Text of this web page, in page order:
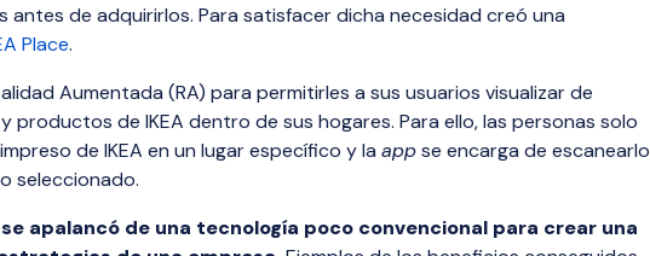
de adquirirlos. Para satisfacer dicha necesidad creó una
Place.
Aumentada (RA) para permitirles a sus usuarios visualizar de
productos de IKEA dentro de sus hogares. Para ello, las personas solo
de IKEA en un lugar específico y la appse encarga de escanearlo
seleccionado.
apalancó de una tecnología poco convencional para crear una